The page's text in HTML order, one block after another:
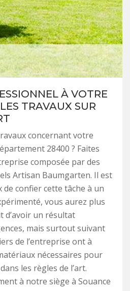
À VOTRE
TRAVAUX SUR
concernant votre
28400 ? Faites
composée par des
Artisan Baumgarten. Il est
confier cette tâche à un
vous aurez plus
d’avoir un résultat
mais surtout suivant
de l’entreprise ont à
nécessaires pour
les règles de l’art.
à notre siège à Souance